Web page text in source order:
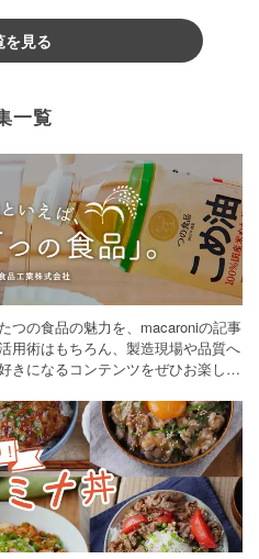
を見る
一覧
つの食品の魅力を、macaroniの記事
用術はもちろん、製造現場や品質へ
きになるコンテンツをぜひお楽しみ